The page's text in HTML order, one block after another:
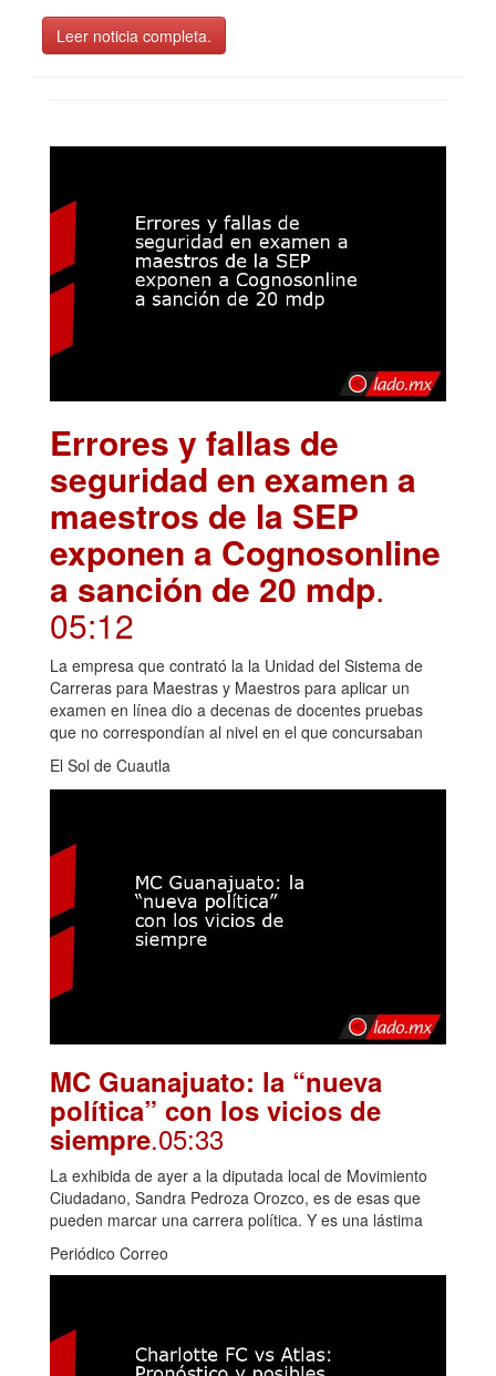
Leer noticia completa.
Errores y fallas de
seguridad en examen a
maestros de la SEP
exponen a Cognosonline
a sanción de 20 mdp.
05:12
La empresa que contrató la la Unidad del Sistema de
Carreras para Maestras y Maestros para aplicar un
examen en línea dio a decenas de docentes pruebas
que no correspondían al nivel en el que concursaban
El Sol de Cuautla
MC Guanajuato: la “nueva
política” con los vicios de
siempre.05:33
La exhibida de ayer a la diputada local de Movimiento
Ciudadano, Sandra Pedroza Orozco, es de esas que
pueden marcar una carrera política. Y es una lástima
Periódico Correo